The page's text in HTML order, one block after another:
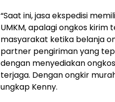
“Saat ini, jasa ekspedisi
UMKM, apalagi ongkos
masyarakat ketika belanja
partner pengiriman yang
dengan menyediakan
terjaga. Dengan ongkir
ungkap Kenny.